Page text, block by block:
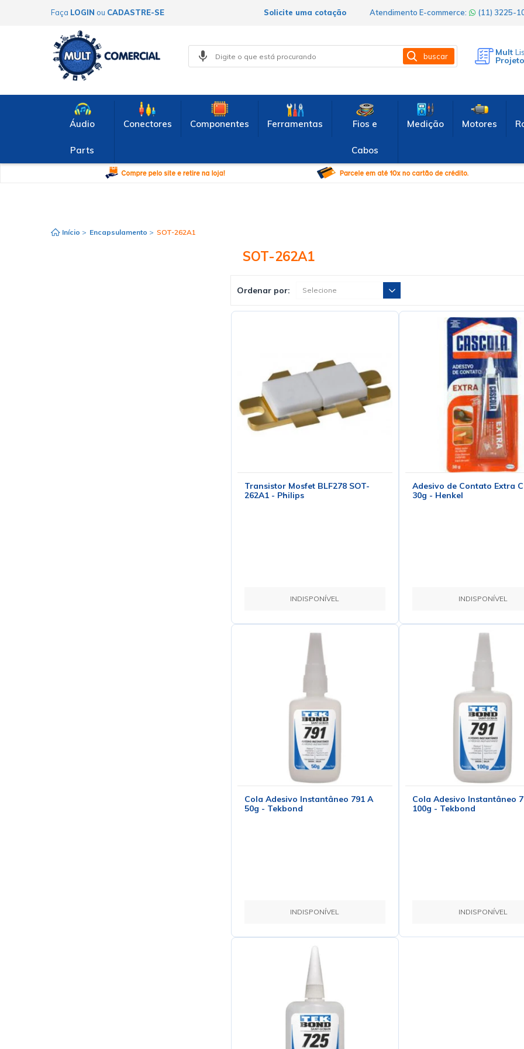
Faça LOGIN ou CADASTRE-SE Atendimento E-commerce: (11) 3225-
Solicite uma cotação
buscar Mult
Áudio
Parts
Conectores Componentes Ferramentas Fios e
Cabos
Medição Motores
Início > Encapsulamento > SOT-262A1
SOT-262A1
Ordenar por:
Transistor Mosfet BLF278 SOT-
262A1 - Philips
INDISPONÍVEL
Adesivo de Contato Extra
30g - Henkel
INDISPONÍVEL
Cola Adesivo Instantâneo 791 A
50g - Tekbond
INDISPONÍVEL
Cola Adesivo Instantâneo
100g - Tekbond
INDISPONÍVEL